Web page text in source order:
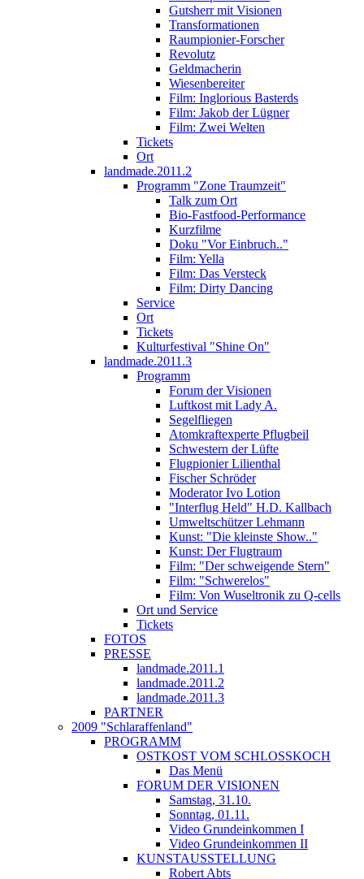
Gutsherr mit Visionen
Transformationen
Raumpionier-Forscher
Revolutz
Geldmacherin
Wiesenbereiter
Film: Inglorious Basterds
Film: Jakob der Lügner
Film: Zwei Welten
Tickets
Ort
landmade.2011.2
Programm "Zone Traumzeit"
Talk zum Ort
Bio-Fastfood-Performance
Kurzfilme
Doku "Vor Einbruch.."
Film: Yella
Film: Das Versteck
Film: Dirty Dancing
Service
Ort
Tickets
Kulturfestival "Shine On"
landmade.2011.3
Programm
Forum der Visionen
Luftkost mit Lady A.
Segelfliegen
Atomkraftexperte Pflugbeil
Schwestern der Lüfte
Flugpionier Lilienthal
Fischer Schröder
Moderator Ivo Lotion
"Interflug Held" H.D. Kallbach
Umweltschützer Lehmann
Kunst: "Die kleinste Show.."
Kunst: Der Flugtraum
Film: "Der schweigende Stern"
Film: "Schwerelos"
Film: Von Wuseltronik zu Q-cells
Ort und Service
Tickets
FOTOS
PRESSE
landmade.2011.1
landmade.2011.2
landmade.2011.3
PARTNER
2009 "Schlaraffenland"
PROGRAMM
OSTKOST VOM SCHLOSSKOCH
Das Menü
FORUM DER VISIONEN
Samstag, 31.10.
Sonntag, 01.11.
Video Grundeinkommen I
Video Grundeinkommen II
KUNSTAUSSTELLUNG
Robert Abts